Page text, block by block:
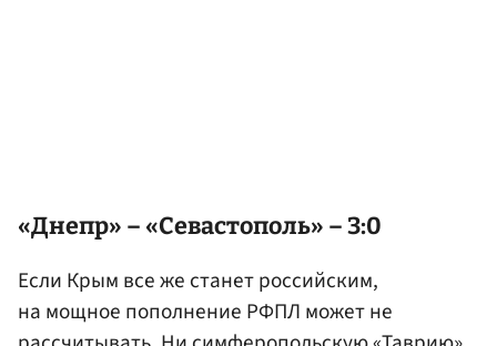
«Днепр» – «Севастополь» – 3:0
Если Крым все же станет российским,
на мощное пополнение РФПЛ может не